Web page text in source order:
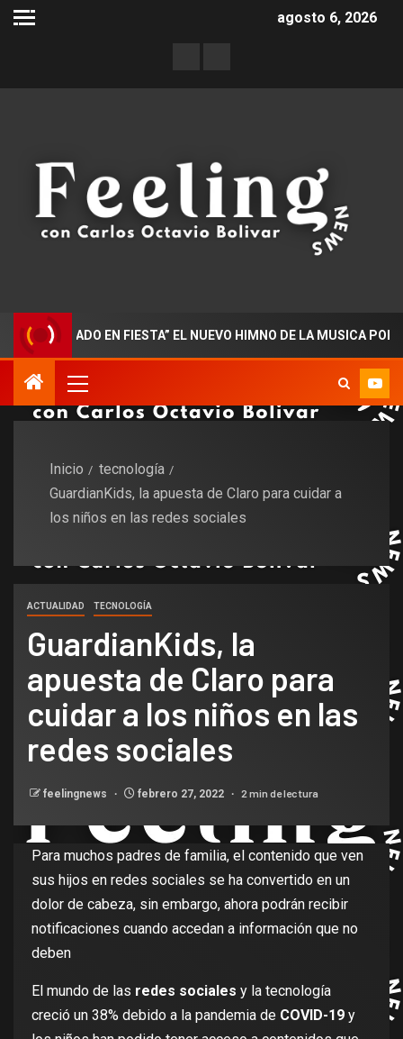
agosto 6, 2026
EN FIESTA” EL NUEVO HIMNO DE LA MUSICA POPULAR
Inicio
tecnología
GuardianKids, la apuesta de Claro para cuidar a
los niños en las redes sociales
ACTUALIDAD TECNOLOGÍA
GuardianKids, la
apuesta de Claro para
cuidar a los niños en las
redes sociales
feelingnews febrero 27, 2022 2 min de lectura
Para muchos padres de familia, el contenido que ven
sus hijos en redes sociales se ha convertido en un
dolor de cabeza, sin embargo, ahora podrán recibir
notificaciones cuando accedan a información que no
deben
El mundo de las redes sociales y la tecnología
creció un 38% debido a la pandemia de COVID-19 y